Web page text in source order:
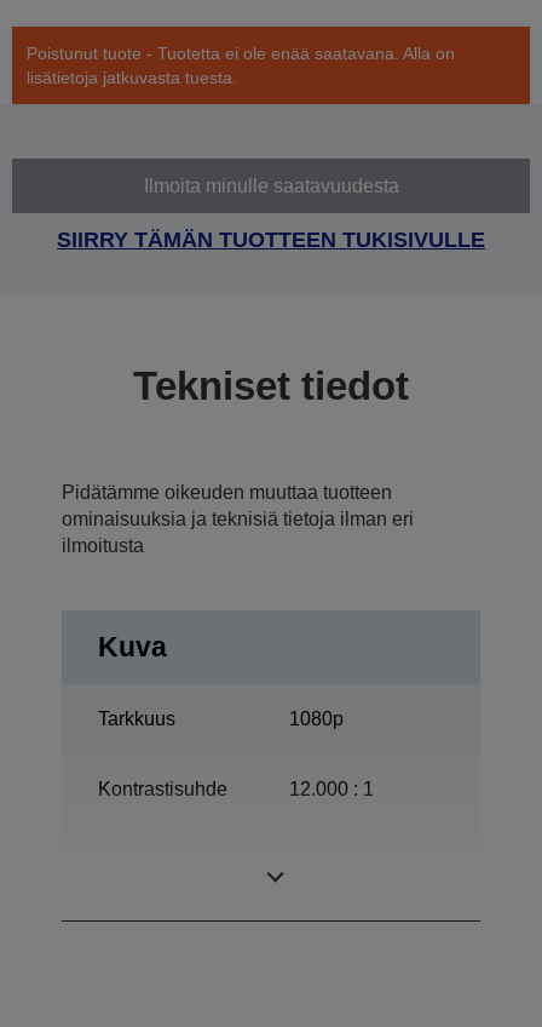
Poistunut tuote - Tuotetta ei ole enää saatavana. Alla on
lisätietoja jatkuvasta tuesta.
Ilmoita minulle saatavuudesta
SIIRRY TÄMÄN TUOTTEEN TUKISIVULLE
Tekniset tiedot
Pidätämme oikeuden muuttaa tuotteen
ominaisuuksia ja teknisiä tietoja ilman eri
ilmoitusta
Kuva
Tarkkuus 1080p
Kontrastisuhde 12.000 : 1